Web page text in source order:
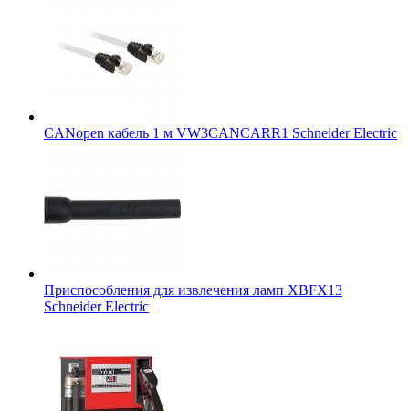
CANopen кабель 1 м VW3CANCARR1 Schneider Electric
Приспособления для извлечения ламп XBFX13
Schneider Electric